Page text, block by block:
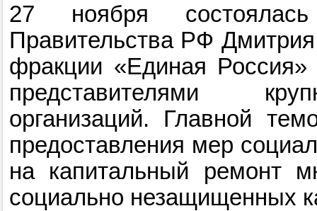
27 ноября
Правительства РФ
фракции «Единая
представителями
организаций. Главной
предоставления мер
на капитальный ремонт
социально незащищенных